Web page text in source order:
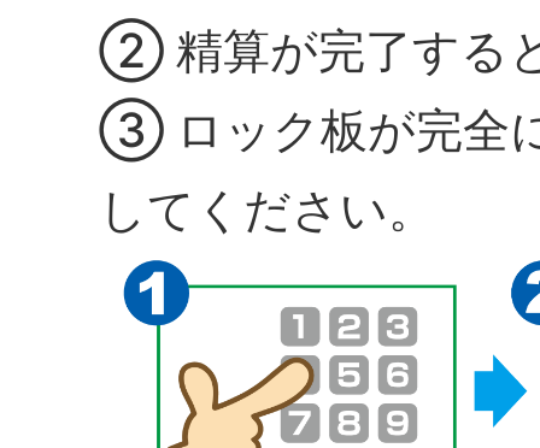
② 精算が完了する
③ ロック板が完全
してください。